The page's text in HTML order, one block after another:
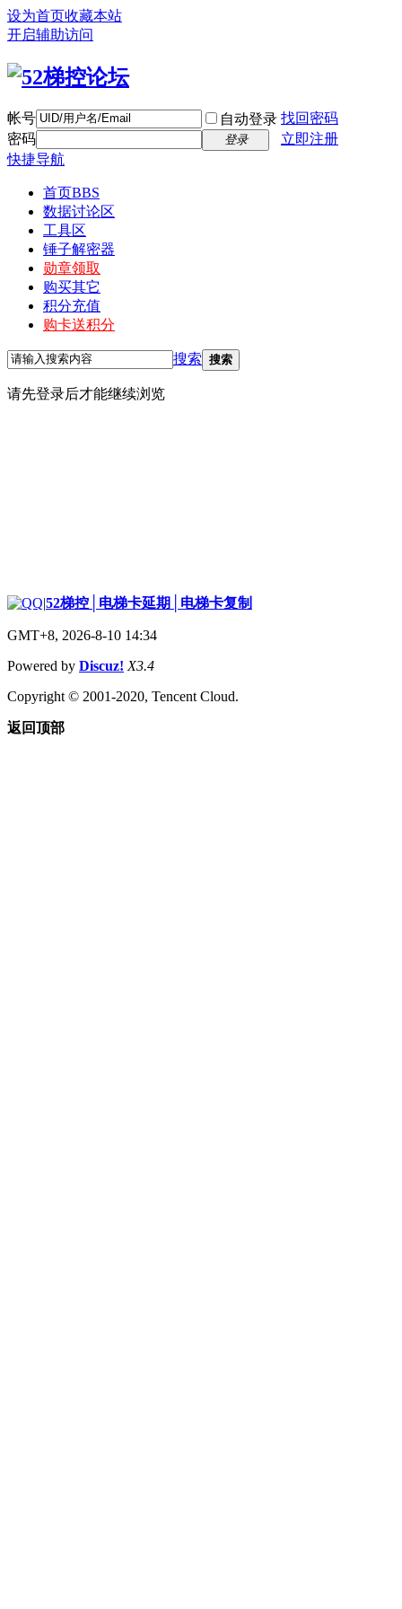
设为首页收藏本站
开启辅助访问
帐号 自动登录 找回密码
密码
登录
立即注册
快捷导航
首页BBS
数据讨论区
工具区
锤子解密器
勋章领取
购买其它
积分充值
购卡送积分
搜索 搜索
请先登录后才能继续浏览
|52梯控│电梯卡延期│电梯卡复制
GMT+8, 2026-8-10 14:34
Powered by Discuz! X3.4
Copyright © 2001-2020, Tencent Cloud.
返回顶部